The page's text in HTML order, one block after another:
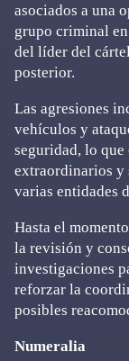
asociados a una
grupo criminal
del líder del
posterior.
Las agresiones
vehículos y
seguridad, lo
extraordinarios y
varias entidades
Hasta el
la revisión y
investigaciones
reforzar la
posibles
Numeralia